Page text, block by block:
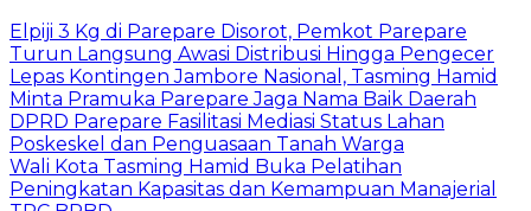
Elpiji 3 Kg di Parepare Disorot, Pemkot Parepare
Turun Langsung Awasi Distribusi Hingga Pengecer
Lepas Kontingen Jambore Nasional, Tasming Hamid
Minta Pramuka Parepare Jaga Nama Baik Daerah
DPRD Parepare Fasilitasi Mediasi Status Lahan
Poskeskel dan Penguasaan Tanah Warga
Wali Kota Tasming Hamid Buka Pelatihan
Peningkatan Kapasitas dan Kemampuan Manajerial